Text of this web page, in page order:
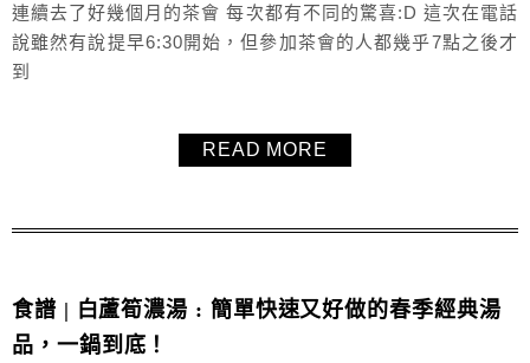
連續去了好幾個月的茶會 每次都有不同的驚喜:D 這次在電話
說雖然有說提早6:30開始，但參加茶會的人都幾乎7點之後才
到
READ MORE
食譜 | 白蘆筍濃湯 : 簡單快速又好做的春季經典湯
品，一鍋到底！